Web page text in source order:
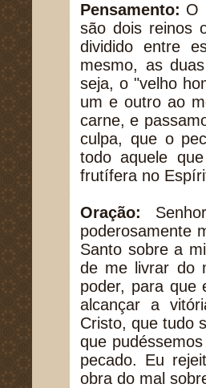
Pensamento: O
são dois reinos
dividido entre
mesmo, as
seja, o "velho
um e outro ao
carne, e
culpa, que o
todo aquele
frutífera no
Oração:
poderosamente
Santo sobre a
de me livrar do
poder, para que
alcançar a
Cristo, que tudo
que
pecado. Eu
obra do mal